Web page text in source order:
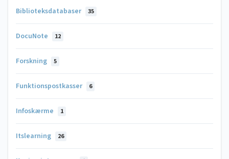
Biblioteksdatabaser 35
DocuNote 12
Forskning 5
Funktionspostkasser 6
Infoskærme 1
Itslearning 26